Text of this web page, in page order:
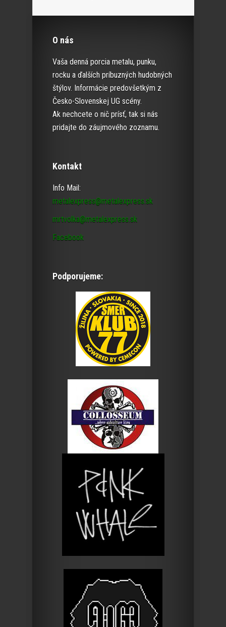
O nás
Vaša denná porcia metalu, punku,
rocku a ďalších príbuzných hudobných
štýlov. Informácie predovšetkým z
Česko-Slovenskej UG scény.
Ak nechcete o nič prísť, tak si nás
pridajte do záujmového zoznamu.
Kontakt
Info Mail:
metalexpress@metalexpress.sk
mrtvolka@metalexpress.sk
Facebook
Podporujeme: